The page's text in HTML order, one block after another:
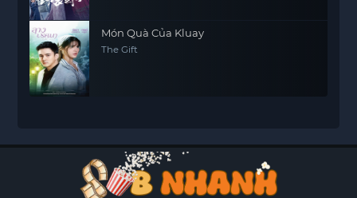
Món Quà Của Kluay
The Gift